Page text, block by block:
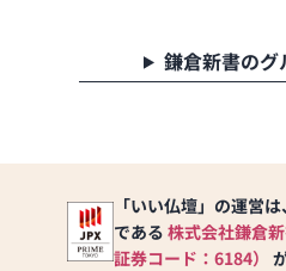
ついて、迷うことや、お困
りのことなどございました
意しております。1,000種類
以上の組み合わせの中から
お客様に合ったお仏壇・お
鎌倉新書のグ
「いい仏壇」の運営
である 株式会社鎌倉
証券コード：6184）